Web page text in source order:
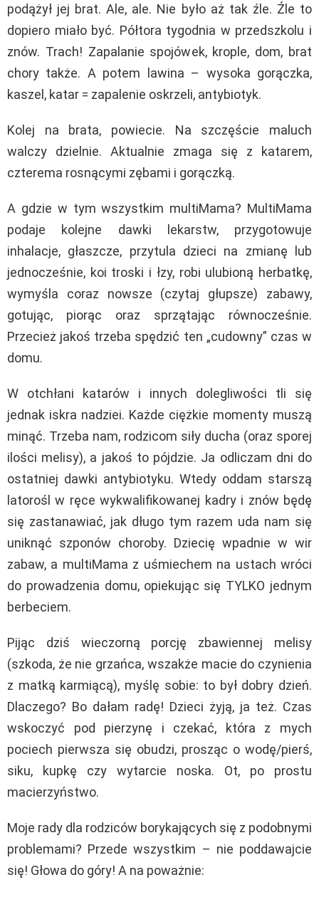
podążył jej brat. Ale, ale. Nie było aż tak źle. Źle to
dopiero miało być. Półtora tygodnia w przedszkolu i
znów. Trach! Zapalanie spojówek, krople, dom, brat
chory także. A potem lawina – wysoka gorączka,
kaszel, katar = zapalenie oskrzeli, antybiotyk.
Kolej na brata, powiecie. Na szczęście maluch
walczy dzielnie. Aktualnie zmaga się z katarem,
czterema rosnącymi zębami i gorączką.
A gdzie w tym wszystkim multiMama? MultiMama
podaje kolejne dawki lekarstw, przygotowuje
inhalacje, głaszcze, przytula dzieci na zmianę lub
jednocześnie, koi troski i łzy, robi ulubioną herbatkę,
wymyśla coraz nowsze (czytaj głupsze) zabawy,
gotując, piorąc oraz sprzątając równocześnie.
Przecież jakoś trzeba spędzić ten „cudowny” czas w
domu.
W otchłani katarów i innych dolegliwości tli się
jednak iskra nadziei. Każde ciężkie momenty muszą
minąć. Trzeba nam, rodzicom siły ducha (oraz sporej
ilości melisy), a jakoś to pójdzie. Ja odliczam dni do
ostatniej dawki antybiotyku. Wtedy oddam starszą
latorośl w ręce wykwalifikowanej kadry i znów będę
się zastanawiać, jak długo tym razem uda nam się
uniknąć szponów choroby. Dziecię wpadnie w wir
zabaw, a multiMama z uśmiechem na ustach wróci
do prowadzenia domu, opiekując się TYLKO jednym
berbeciem.
Pijąc dziś wieczorną porcję zbawiennej melisy
(szkoda, że nie grzańca, wszakże macie do czynienia
z matką karmiącą), myślę sobie: to był dobry dzień.
Dlaczego? Bo dałam radę! Dzieci żyją, ja też. Czas
wskoczyć pod pierzynę i czekać, która z mych
pociech pierwsza się obudzi, prosząc o wodę/pierś,
siku, kupkę czy wytarcie noska. Ot, po prostu
macierzyństwo.
Moje rady dla rodziców borykających się z podobnymi
problemami? Przede wszystkim – nie poddawajcie
się! Głowa do góry! A na poważnie: